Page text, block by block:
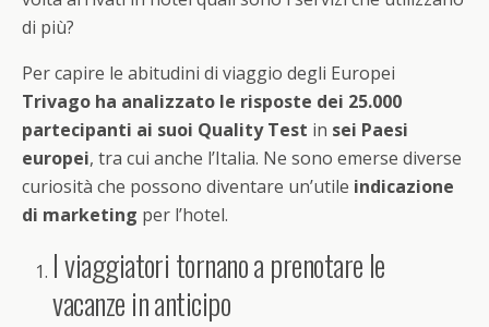
di più?
Per capire le abitudini di viaggio degli Europei
Trivago ha analizzato le risposte dei 25.000
partecipanti ai suoi Quality Test in sei Paesi
europei, tra cui anche l’Italia. Ne sono emerse diverse
curiosità che possono diventare un’utile indicazione
di marketing per l’hotel.
I viaggiatori tornano a prenotare le
vacanze in anticipo